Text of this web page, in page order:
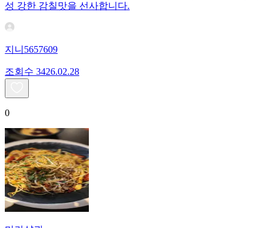
성 강한 감칠맛을 선사합니다.
지니5657609
조회수 3426.02.28
0